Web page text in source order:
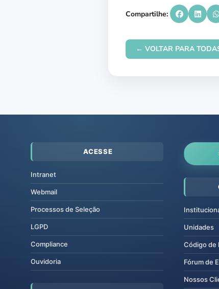
Compartilhe:
← VOLTAR PARA
ACESSE
Intranet
Webmail
Processos de Seleção
LGPD
Compliance
Ouvidoria
Unidades
Código de
Fórum de
Nossos